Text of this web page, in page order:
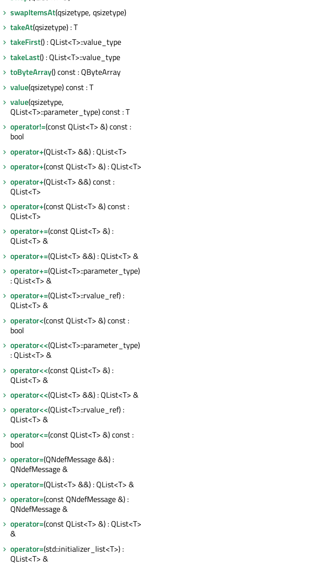
swapItemsAt(qsizetype, qsizetype)
takeAt(qsizetype) : T
takeFirst() : QList<T>::value_type
takeLast() : QList<T>::value_type
toByteArray() const : QByteArray
value(qsizetype) const : T
value(qsizetype,
QList<T>::parameter_type) const : T
operator!=(const QList<T> &) const :
bool
operator+(QList<T> &&) : QList<T>
operator+(const QList<T> &) : QList<T>
operator+(QList<T> &&) const :
QList<T>
operator+(const QList<T> &) const :
QList<T>
operator+=(const QList<T> &) :
QList<T> &
operator+=(QList<T> &&) : QList<T> &
operator+=(QList<T>::parameter_type)
: QList<T> &
operator+=(QList<T>::rvalue_ref) :
QList<T> &
operator<(const QList<T> &) const :
bool
operator<<(QList<T>::parameter_type)
: QList<T> &
operator<<(const QList<T> &) :
QList<T> &
operator<<(QList<T> &&) : QList<T> &
operator<<(QList<T>::rvalue_ref) :
QList<T> &
operator<=(const QList<T> &) const :
bool
operator=(QNdefMessage &&) :
QNdefMessage &
operator=(QList<T> &&) : QList<T> &
operator=(const QNdefMessage &) :
QNdefMessage &
operator=(const QList<T> &) : QList<T>
&
operator=(std::initializer_list<T>) :
QList<T> &